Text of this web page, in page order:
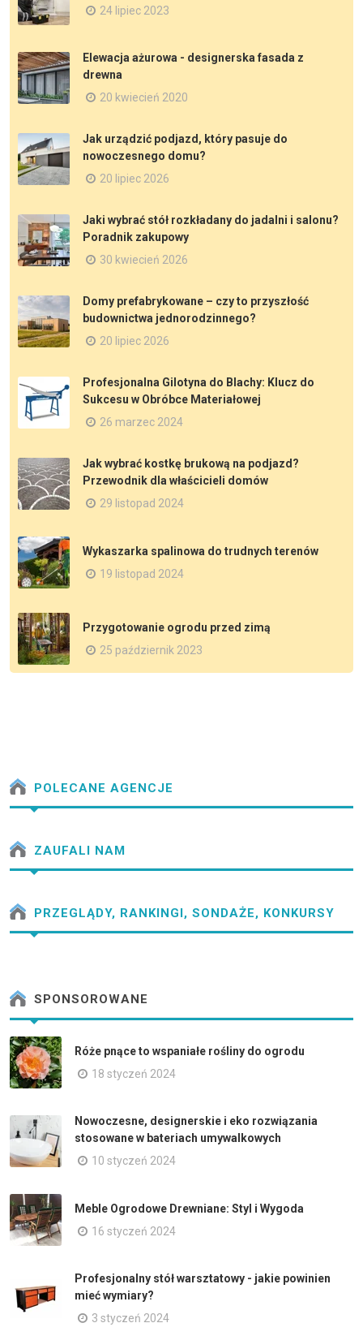
24 lipiec 2023
Elewacja ażurowa - designerska fasada z
drewna
20 kwiecień 2020
Jak urządzić podjazd, który pasuje do
nowoczesnego domu?
20 lipiec 2026
Jaki wybrać stół rozkładany do jadalni i salonu?
Poradnik zakupowy
30 kwiecień 2026
Domy prefabrykowane – czy to przyszłość
budownictwa jednorodzinnego?
20 lipiec 2026
Profesjonalna Gilotyna do Blachy: Klucz do
Sukcesu w Obróbce Materiałowej
26 marzec 2024
Jak wybrać kostkę brukową na podjazd?
Przewodnik dla właścicieli domów
29 listopad 2024
Wykaszarka spalinowa do trudnych terenów
19 listopad 2024
Przygotowanie ogrodu przed zimą
25 październik 2023
POLECANE AGENCJE
ZAUFALI NAM
PRZEGLĄDY, RANKINGI, SONDAŻE, KONKURSY
SPONSOROWANE
Róże pnące to wspaniałe rośliny do ogrodu
18 styczeń 2024
Nowoczesne, designerskie i eko rozwiązania
stosowane w bateriach umywalkowych
10 styczeń 2024
Meble Ogrodowe Drewniane: Styl i Wygoda
16 styczeń 2024
Profesjonalny stół warsztatowy - jakie powinien
mieć wymiary?
3 styczeń 2024